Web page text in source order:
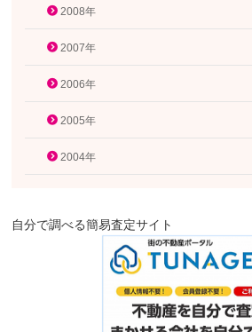
2008年
2007年
2006年
2005年
2004年
自分で調べる簡易査定サイト